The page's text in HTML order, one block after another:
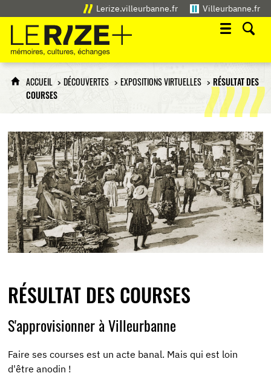
Lerize.villeurbanne.fr Villeurbanne.fr
Le Rize+
mémoires, cultures, échanges
ACCUEIL DÉCOUVERTES EXPOSITIONS VIRTUELLES
RÉSULTAT DES
COURSES
RÉSULTAT DES COURSES
S'approvisionner à Villeurbanne
Faire ses courses est un acte banal. Mais qui est loin
d'être anodin !